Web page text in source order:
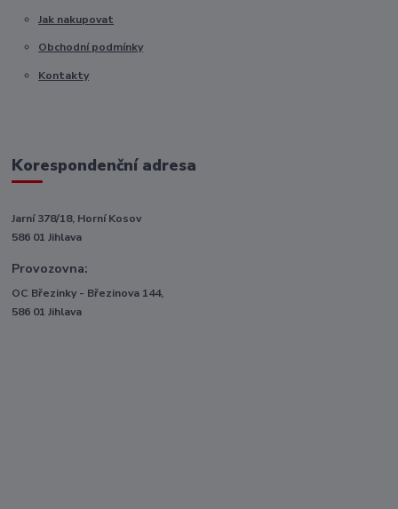
Jak nakupovat
Obchodní podmínky
Kontakty
Korespondenční adresa
Jarní 378/18, Horní Kosov
586 01 Jihlava
Provozovna:
OC Březinky - Březinova 144,
586 01 Jihlava